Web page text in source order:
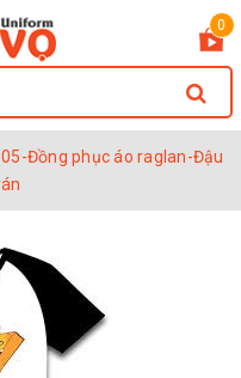
0
Đồng phục áo raglan-Đậu